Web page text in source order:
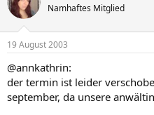
Namhaftes Mitglied
19 August 2003
@annkathrin:
der termin ist leider
september, da unsere